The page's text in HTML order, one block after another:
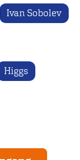
Ivan Sobolev
Higgs